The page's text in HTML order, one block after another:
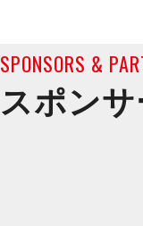
SPONSORS &
スポン